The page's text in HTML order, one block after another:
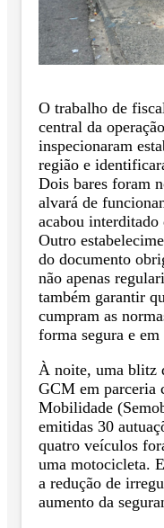
O trabalho de
central da
inspecionaram
região e
Dois bares foram
alvará de
acabou
Outro
do documento
não apenas
também garantir
cumpram as
forma segura e
À noite, uma blitz
GCM em parceria
Mobilidade
emitidas 30
quatro veículos
uma motocicleta.
a redução de
aumento da